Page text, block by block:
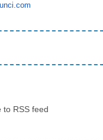
to RSS feed